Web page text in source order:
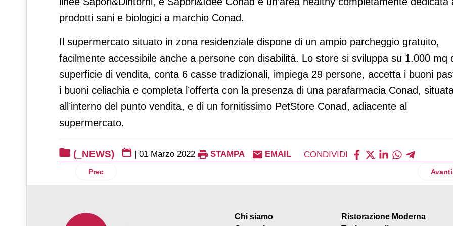
prodotti sani e biologici a marchio Conad.
Il supermercato situato in zona residenziale dispone di un ampio parcheggio gratuito,
facilmente accessibile anche a persone con disabilità. Lo store si sviluppa su 1.000 mq
superficie di vendita, conta 6 casse tradizionali, impiega 29 persone, accetta i buoni
i buoni celiachia e completa l’offerta con la presenza di una parafarmacia Conad,
all’interno del punto vendita, e di un fornitissimo PetStore Conad, adiacente al
supermercato.
(_NEWS) | 01 Marzo 2022 STAMPA EMAIL CONDIVIDI
Articolo precedente: Giglio Oro presenta Dolceforno
Prec Avanti
Chi siamo
Ristorazione Moderna